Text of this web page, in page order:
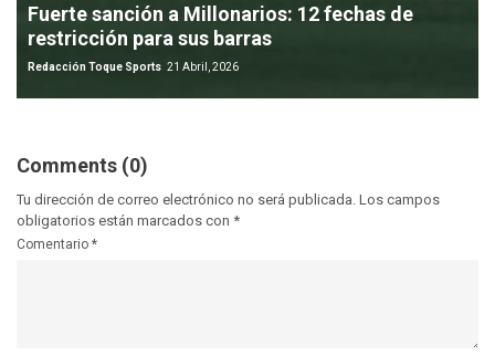
Fuerte sanción a Millonarios: 12 fechas de
restricción para sus barras
Redacción Toque Sports 21 Abril, 2026
Comments (0)
Tu dirección de correo electrónico no será publicada. Los campos
obligatorios están marcados con *
Comentario *